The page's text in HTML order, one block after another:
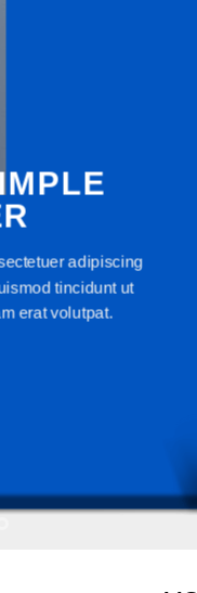
adipiscing
tincidunt ut
erat volutpat.